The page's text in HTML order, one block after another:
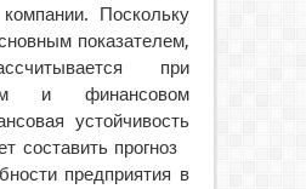
компании. Поскольку
показателем,
при
и финансовом
устойчивость
составить прогноз
предприятия в